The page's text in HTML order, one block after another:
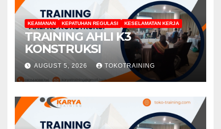
KEAMANAN KEPATUHAN REGULASI KESELAMATAN KERJA
TRAINING AHLI K3
KONSTRUKSI
AUGUST 5, 2026 TOKOTRAINING